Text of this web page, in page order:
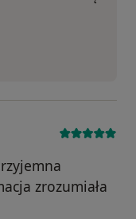
zrozumiała